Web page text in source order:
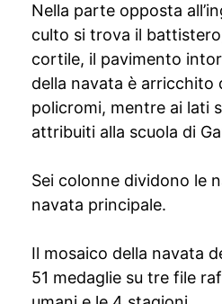
Nella parte opposta
culto si trova il
cortile, il pavimento
della navata è arricchito
policromi, mentre ai lati
attribuiti alla scuola di
Sei colonne dividono le
navata principale.
Il mosaico della navata
51 medaglie su tre file